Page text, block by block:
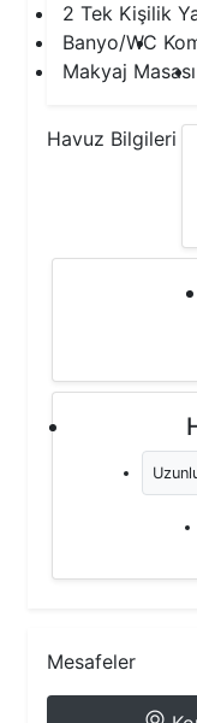
2 Tek Kişilik
Banyo/WC
Makyaj Masası
Havuz Bilgileri
Mesafeler